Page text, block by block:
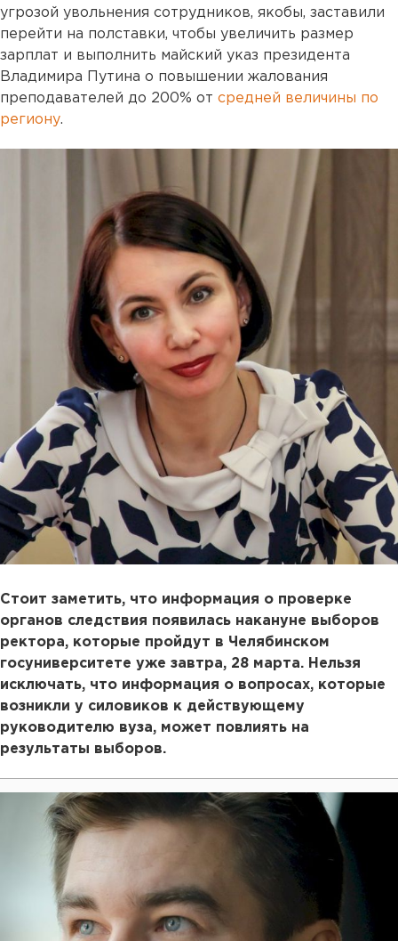
угрозой увольнения сотрудников, якобы, заставили
перейти на полставки, чтобы увеличить размер
зарплат и выполнить майский указ президента
Владимира Путина о повышении жалования
преподавателей до 200% от средней величины по
региону.
Стоит заметить, что информация о проверке
органов следствия появилась накануне выборов
ректора, которые пройдут в Челябинском
госуниверситете уже завтра, 28 марта. Нельзя
исключать, что информация о вопросах, которые
возникли у силовиков к действующему
руководителю вуза, может повлиять на
результаты выборов.